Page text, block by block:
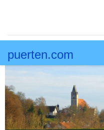
puerten.com